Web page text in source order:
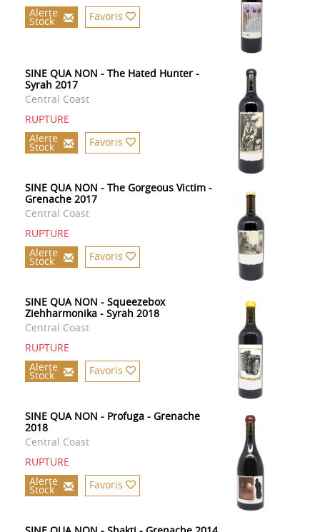
Alerte
Stock Favoris
SINE QUA NON - The Hated Hunter -
Syrah 2017
Central Coast
RUPTURE
Alerte
Stock Favoris
SINE QUA NON - The Gorgeous Victim -
Grenache 2017
Central Coast
RUPTURE
Alerte
Stock Favoris
SINE QUA NON - Squeezebox
Ziehharmonika - Syrah 2018
Central Coast
RUPTURE
Alerte
Stock Favoris
SINE QUA NON - Profuga - Grenache
2018
Central Coast
RUPTURE
Alerte
Stock Favoris